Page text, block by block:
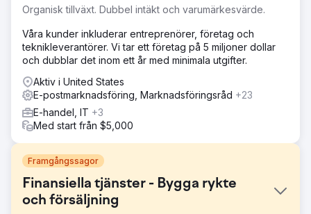
Organisk tillväxt. Dubbel intäkt och varumärkesvärde.
Våra kunder inkluderar entreprenörer, företag och
teknikleverantörer. Vi tar ett företag på 5 miljoner dollar
och dubblar det inom ett år med minimala utgifter.
Aktiv i United States
E-postmarknadsföring, Marknadsföringsråd +23
E-handel, IT +3
Med start från $5,000
Framgångssagor
Finansiella tjänster - Bygga rykte
och försäljning